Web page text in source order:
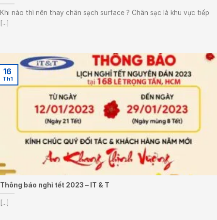
Khi nào thì nên thay chân sạch surface ? Chân sạc là khu vực tiếp
[...]
Thông báo nghỉ tết 2023 – IT & T
[...]
16
Th1